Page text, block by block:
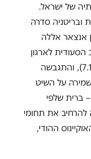
של ישראל.
ובריטניה סדרה
אנצאר אללה
לארגון
זה (שהתקדם משמעותית ערב 7.10), והתגבשה
על השיט
ברית שלפי
להרחיב את תחומי
ההודי,